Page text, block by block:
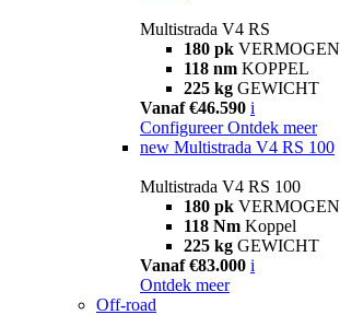
Multistrada V4 RS
180 pk VERMOGEN
118 nm KOPPEL
225 kg GEWICHT
Vanaf €46.590 i
Configureer Ontdek meer
new Multistrada V4 RS 100
Multistrada V4 RS 100
180 pk VERMOGEN
118 Nm Koppel
225 kg GEWICHT
Vanaf €83.000 i
Ontdek meer
Off-road